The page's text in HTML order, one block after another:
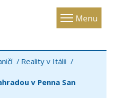
Menu
Toggle
Reality v Itálii
v Penna San